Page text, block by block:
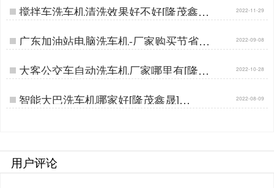
搅拌车洗车机清洗效果好不好[隆茂鑫晟]
…
2022-11-29
广东加油站电脑洗车机-厂家购买节省差
价[隆茂鑫晟]…
2022-09-08
大客公交车自动洗车机厂家哪里有[隆茂
鑫晟]…
2022-10-28
智能大巴洗车机哪家好[隆茂鑫晟]… 2022-08-09
用户评论